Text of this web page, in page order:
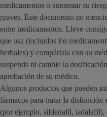
medicamentos o aumentar su
graves. Este documento no
entre medicamentos. Lleve
que usa (incluidos los
herbales) y compártala con su
suspenda ni cambie la
aprobación de su médico.
Algunos productos que pueden
fármacos para tratar la
(por ejemplo, sildenafil,